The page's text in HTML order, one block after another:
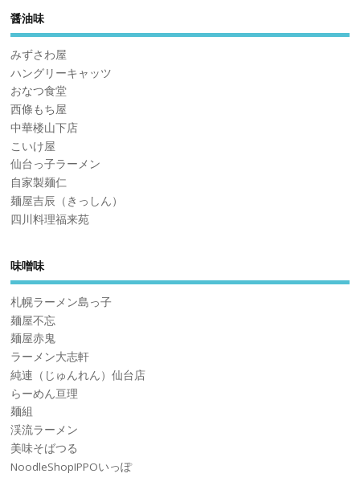
醤油味
みずさわ屋
ハングリーキャッツ
おなつ食堂
西條もち屋
中華楼山下店
こいけ屋
仙台っ子ラーメン
自家製麺仁
麺屋吉辰（きっしん）
四川料理福来苑
味噌味
札幌ラーメン島っ子
麺屋不忘
麺屋赤鬼
ラーメン大志軒
純連（じゅんれん）仙台店
らーめん亘理
麺組
渓流ラーメン
美味そばつる
NoodleShopIPPOいっぽ